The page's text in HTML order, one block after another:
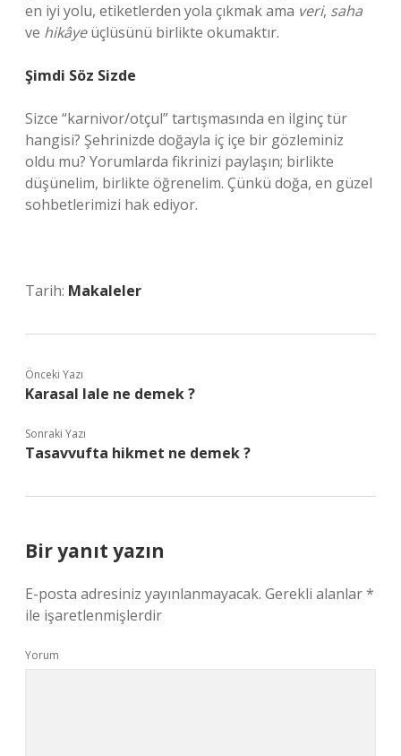
en iyi yolu, etiketlerden yola çıkmak ama veri, saha
ve hikâyeüçlüsünü birlikte okumaktır.
Şimdi Söz Sizde
Sizce “karnivor/otçul” tartışmasında en ilginç tür
hangisi? Şehrinizde doğayla iç içe bir gözleminiz
oldu mu? Yorumlarda fikrinizi paylaşın; birlikte
düşünelim, birlikte öğrenelim. Çünkü doğa, en güzel
sohbetlerimizi hak ediyor.
Tarih: Makaleler
Önceki Yazı
Karasal lale ne demek ?
Sonraki Yazı
Tasavvufta hikmet ne demek ?
Bir yanıt yazın
E-posta adresiniz yayınlanmayacak. Gerekli alanlar*
ile işaretlenmişlerdir
Yorum